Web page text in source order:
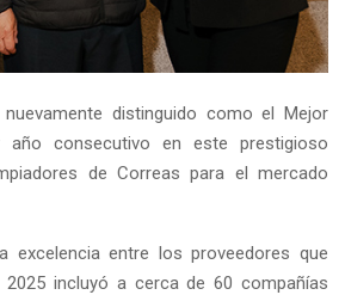
distinguido como el Mejor
año consecutivo en este prestigioso
de Correas para el mercado
excelencia entre los proveedores que
incluyó a cerca de 60 compañías